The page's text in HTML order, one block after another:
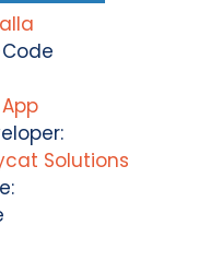
Solutions